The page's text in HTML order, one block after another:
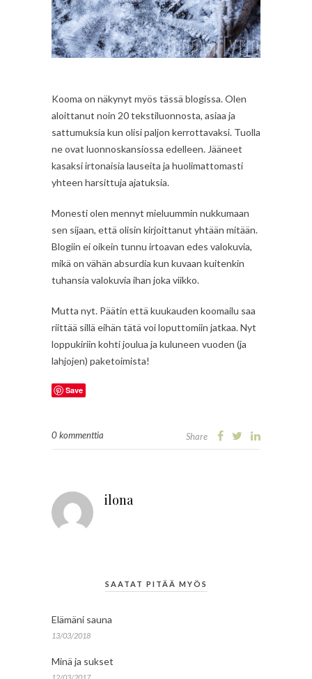
Kooma on näkynyt myös tässä blogissa. Olen
aloittanut noin 20 tekstiluonnosta, asiaa ja
sattumuksia kun olisi paljon kerrottavaksi. Tuolla
ne ovat luonnoskansiossa edelleen. Jääneet
kasaksi irtonaisia lauseita ja huolimattomasti
yhteen harsittuja ajatuksia.
Monesti olen mennyt mieluummin nukkumaan
sen sijaan, että olisin kirjoittanut yhtään mitään.
Blogiin ei oikein tunnu irtoavan edes valokuvia,
mikä on vähän absurdia kun kuvaan kuitenkin
tuhansia valokuvia ihan joka viikko.
Mutta nyt. Päätin että kuukauden koomailu saa
riittää sillä eihän tätä voi loputtomiin jatkaa. Nyt
loppukiriin kohti joulua ja kuluneen vuoden (ja
lahjojen) paketoimista!
Save
0 kommenttia Share
ilona
SAATAT PITÄÄ MYÖS
Elämäni sauna
13/03/2018
Minä ja sukset